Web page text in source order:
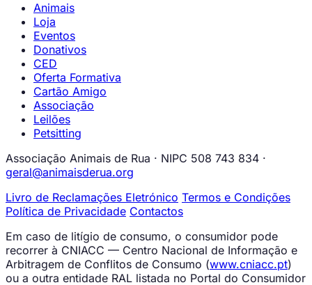
Animais
Loja
Eventos
Donativos
CED
Oferta Formativa
Cartão Amigo
Associação
Leilões
Petsitting
Associação Animais de Rua · NIPC 508 743 834 ·
geral@animaisderua.org
Livro de Reclamações Eletrónico Termos e Condições
Política de Privacidade Contactos
Em caso de litígio de consumo, o consumidor pode
recorrer à CNIACC — Centro Nacional de Informação e
Arbitragem de Conflitos de Consumo (www.cniacc.pt)
ou a outra entidade RAL listada no Portal do Consumidor